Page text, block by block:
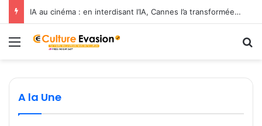
IA au cinéma : en interdisant l’IA, Cannes l’a transformée en label de luxe
Menu
A la Une
Le premier long-métrage fait en France à
A la Une
il y a 6 jours
A la Une
A la Une